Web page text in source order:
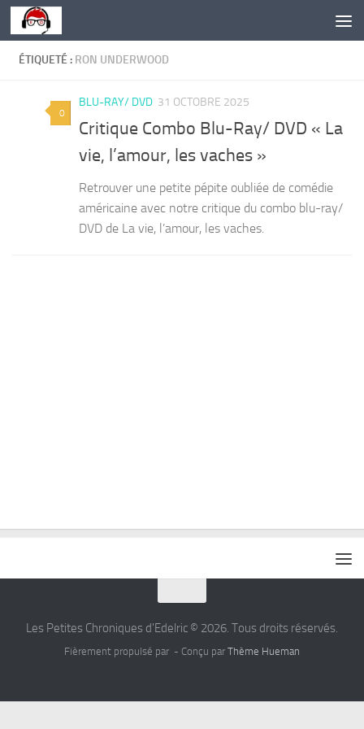
Skip to content
ÉTIQUETÉ : RON UNDERWOOD
0
BLU-RAY/ DVD 31 OCTOBRE 2025
Critique Combo Blu-Ray/ DVD « La
vie, l’amour, les vaches »
Retrouver une petite pépite oubliée de comédie
américaine avec notre critique du combo blu-ray/
DVD de La vie, l’amour, les vaches.
Les Petites Chroniques d'Edelric © 2026. Tous droits réservés.
Fièrement propulsé par - Conçu par Thème Hueman